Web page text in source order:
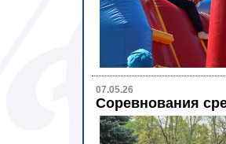
07.05.26
Соревнования